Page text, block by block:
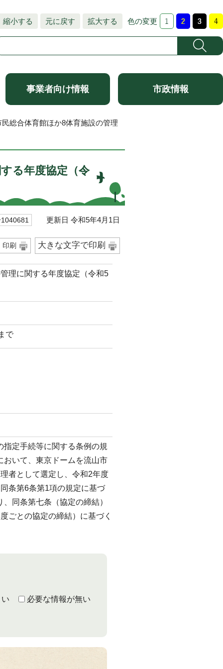
縮小する 元に戻す 拡大する 色の変更
事業者向け情報 市政情報
総合体育館ほか8体育施設の管理
る年度協定（令
更新日 令和5年4月1日
印刷 大きな文字で印刷
理に関する年度協定（令和5
で
定手続等に関する条例の規
おいて、東京ドームを流山市
者として選定し、令和2年度
条第6条第1項の規定に基づ
同条第七条（協定の締結）
ごとの協定の締結）に基づく
必要な情報が無い